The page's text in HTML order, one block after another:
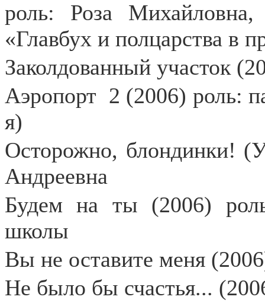
роль: Роза
«Главбух и полцарства в
Заколдованный участок
Аэропорт 2 (2006) роль:
я)
Осторожно, блондинки!
Андреевна
Будем на ты (2006)
школы
Вы не оставите меня
Не было бы счастья...